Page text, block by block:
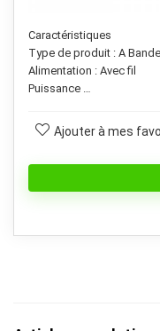
Caractéristiques
Type de produit : A Bande
Alimentation : Avec fil
Puissance …
Ajouter à mes